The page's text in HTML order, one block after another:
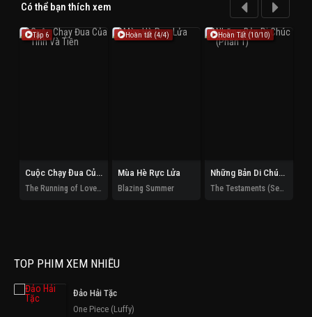
Có thể bạn thích xem
Tập 6
Cuộc Chạy Đua Của Tình Và Tiền
Hoàn tất (4/4)
Mùa Hè Rực Lửa
Blazing Summer
Hoàn Tất (10/10)
Những Bản Di Chúc (Phần 1)
TOP PHIM XEM NHIỀU
Đảo Hải Tặc
One Piece (Luffy)